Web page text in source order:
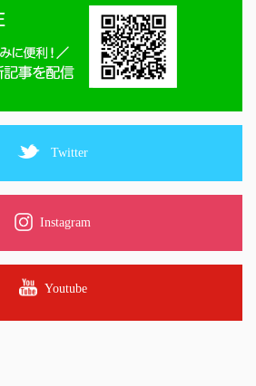
Twitter
Instagram
Youtube